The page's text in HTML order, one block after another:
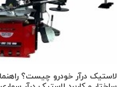
لاستیک درآر خودرو چیست؟